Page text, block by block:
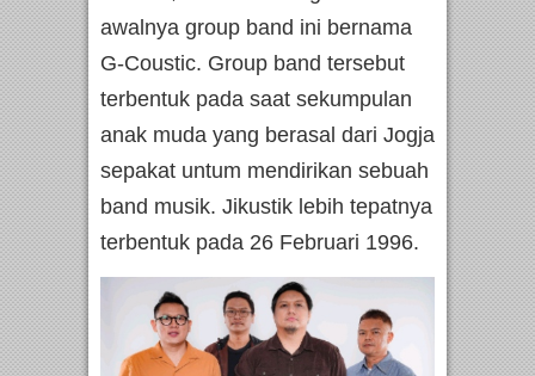
awalnya group band ini bernama
G-Coustic. Group band tersebut
terbentuk pada saat sekumpulan
anak muda yang berasal dari Jogja
sepakat untum mendirikan sebuah
band musik. Jikustik lebih tepatnya
terbentuk pada 26 Februari 1996.